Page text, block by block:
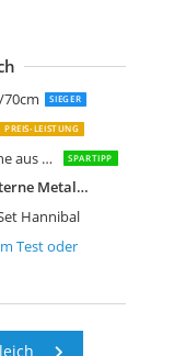
SIEGER
PREIS-LEISTUNG
Dekoleidenschaft Kerzenhalter Rostlaterne aus Metall SPARTIPP
SEVICO Laterne XXL Set 4 Gartenlaterne Metall Windlicht Laternen Deko
Hannibal
XL Set 3
Set Schwarz
Set Vintage
Set Laterne in Schwarz
aus Bambus
Test oder